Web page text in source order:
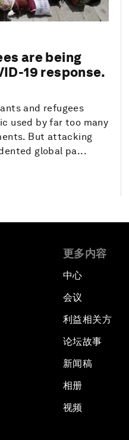
are being
19 response.
and refugees
used by far too many
But attacking
global pa...
更多内容
中心
会议
利益相关方
论坛故事
新闻稿
相册
视频